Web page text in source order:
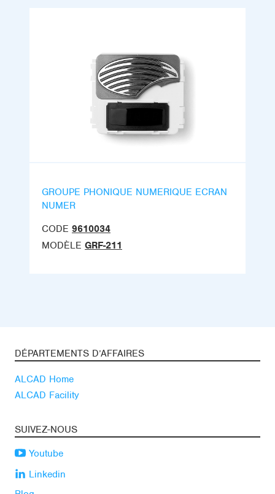
GROUPE PHONIQUE NUMERIQUE ECRAN
NUMER
CODE 9610034
MODÈLE GRF-211
DÉPARTEMENTS D’AFFAIRES
ALCAD Home
ALCAD Facility
SUIVEZ-NOUS
Youtube
Linkedin